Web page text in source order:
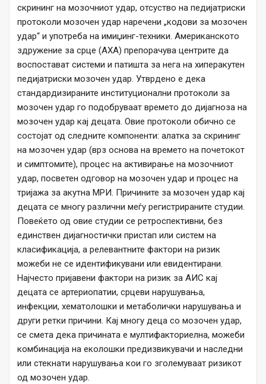
скрининг на мозочниот удар, отсуство на педијатриски
протоколи мозочен удар наречени „кодови за мозочен
удар“ и употреба на имиџинг-техники. Американското
здружение за срце (АХА) препорачува центрите да
воспостават системи и патишта за нега на хиперакутен
педијатриски мозочен удар. Утврдено е дека
стандардизираните институционални протоколи за
мозочен удар го подобруваат времето до дијагноза на
мозочен удар кај децата. Овие протоколи обично се
состојат од следните компоненти: алатка за скрининг
на мозочен удар (врз основа на времето на почетокот
и симптомите), процес на активирање на мозочниот
удар, посветен одговор на мозочен удар и процес на
тријажа за акутна МРИ. Причините за мозочен удар кај
децата се многу различни меѓу регистрираните студии.
Повеќето од овие студии се ретроспективни, без
единствен дијагностички пристап или систем на
класификација, а релевантните фактори на ризик
можеби не се идентификувани или евидентирани.
Најчесто пријавени фактори на ризик за АИС кај
децата се артериопатии, срцеви нарушувања,
инфекции, хематолошки и метаболички нарушувања и
други ретки причини. Кај многу деца со мозочен удар,
се смета дека причината е мултифакториелна, можеби
комбинација на еколошки предизвикувачи и наследни
или стекнати нарушувања кои го зголемуваат ризикот
од мозочен удар.